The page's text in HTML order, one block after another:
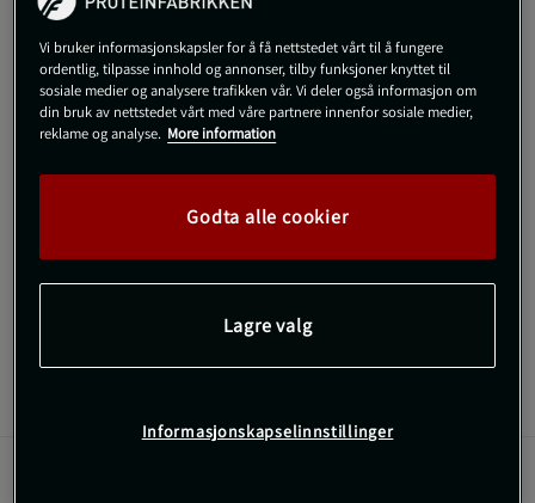
Kjøp
Gratis frakt over 800 kr Gratis retur
| EAN7314840372139
Oppgrader garderoben din med Röhnisch Juno Caps – tidløs
design med en moderne vri.
Vi bruker informasjonskapsler for å få nettstedet vårt til å fungere
ordentlig, tilpasse innhold og annonser, tilby funksjoner knyttet til
sosiale medier og analysere trafikken vår. Vi deler også informasjon om
din bruk av nettstedet vårt med våre partnere innenfor sosiale medier,
reklame og analyse. More information
Godta alle cookier
Lagre valg
Informasjonskapselinnstillinger